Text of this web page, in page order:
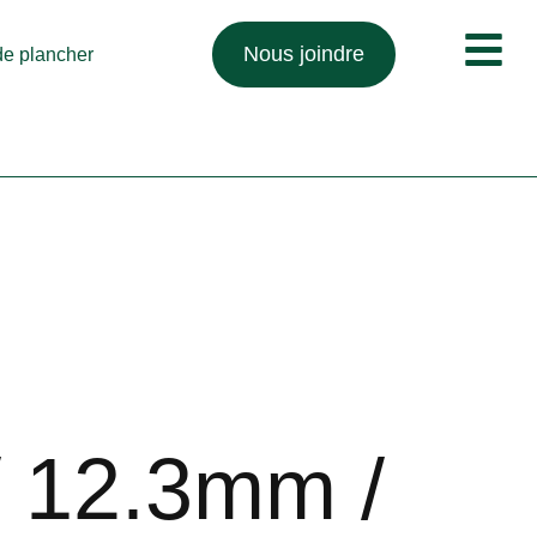
plancher Nous joindre
/